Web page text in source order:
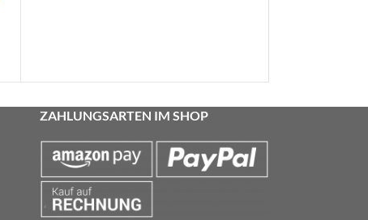
ZAHLUNGSARTEN IM SHOP